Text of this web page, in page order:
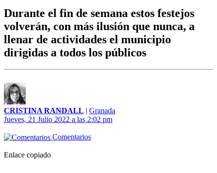
Durante el fin de semana estos festejos
volverán, con más ilusión que nunca, a
llenar de actividades el municipio
dirigidas a todos los públicos
CRISTINA RANDALL | Granada
Jueves, 21 Julio 2022 a las 2:02 pm
Comentarios
Enlace copiado